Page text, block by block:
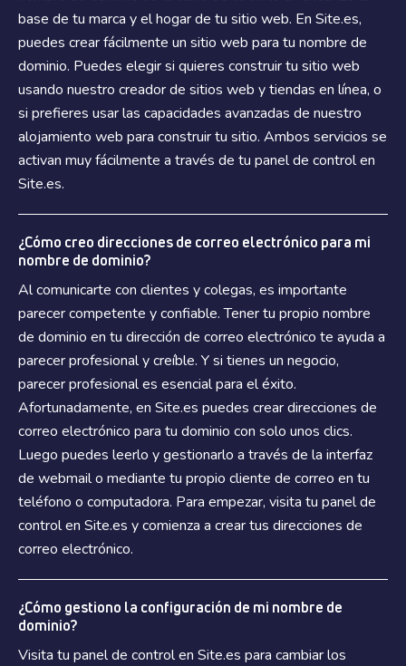
base de tu marca y el hogar de tu sitio web. En Site.es,
puedes crear fácilmente un sitio web para tu nombre de
dominio. Puedes elegir si quieres construir tu sitio web
usando nuestro creador de sitios web y tiendas en línea, o
si prefieres usar las capacidades avanzadas de nuestro
alojamiento web para construir tu sitio. Ambos servicios se
activan muy fácilmente a través de tu panel de control en
Site.es.
¿Cómo creo direcciones de correo electrónico para mi
nombre de dominio?
Al comunicarte con clientes y colegas, es importante
parecer competente y confiable. Tener tu propio nombre
de dominio en tu dirección de correo electrónico te ayuda a
parecer profesional y creíble. Y si tienes un negocio,
parecer profesional es esencial para el éxito.
Afortunadamente, en Site.es puedes crear direcciones de
correo electrónico para tu dominio con solo unos clics.
Luego puedes leerlo y gestionarlo a través de la interfaz
de webmail o mediante tu propio cliente de correo en tu
teléfono o computadora. Para empezar, visita tu panel de
control en Site.es y comienza a crear tus direcciones de
correo electrónico.
¿Cómo gestiono la configuración de mi nombre de
dominio?
Visita tu panel de control en Site.es para cambiar los